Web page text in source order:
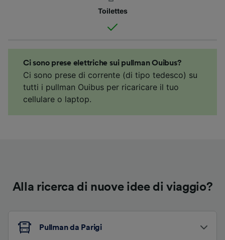
Toilettes
Ci sono prese elettriche sui pullman Ouibus?
Ci sono prese di corrente (di tipo tedesco) su
tutti i pullman Ouibus per ricaricare il tuo
cellulare o laptop.
Alla ricerca di nuove idee di viaggio?
Pullman da Parigi